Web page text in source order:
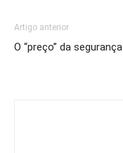
Artigo anterior
O “preço” da segurança